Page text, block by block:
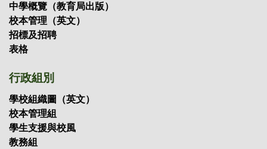
中學概覽（教育局出版）
校本管理（英文）
招標及招聘
表格
行政組別
學校組織圖（英文）
校本管理組
學生支援與校風
教務組